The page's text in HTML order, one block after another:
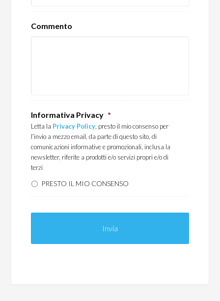
Commento
Informativa Privacy *
Letta la Privacy Policy , presto il mio consenso per
l’invio a mezzo email, da parte di questo sito, di
comunicazioni informative e promozionali, inclusa la
newsletter, riferite a prodotti e/o servizi propri e/o di
terzi
PRESTO IL MIO CONSENSO